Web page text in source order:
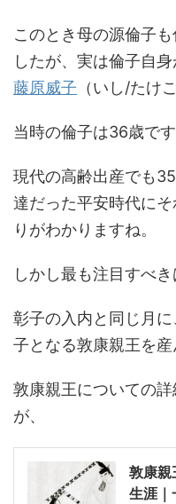
このとき母の源倫子
したが、実は倫子自
藤原威子 （いし/たけ
当時の倫子は36歳です
現代の高齢出産でも
達だった平安時代に
りがわかりますね。
しかし最も注目すべき
彰子の入内と同じ月
子となる敦康親王を産
敦康親王についての
が、
敦康親
生涯｜